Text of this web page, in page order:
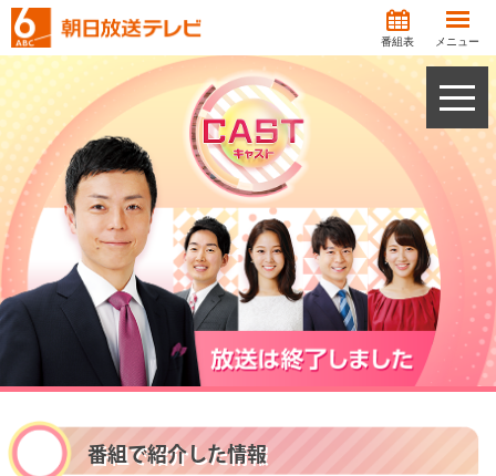
番組表 メニュー
番組で紹介した情報
toggle